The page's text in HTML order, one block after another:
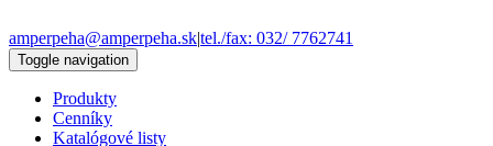
amperpeha@amperpeha.sk|tel./fax: 032/ 7762741
Toggle navigation
Produkty
Cenníky
Katalógové listy